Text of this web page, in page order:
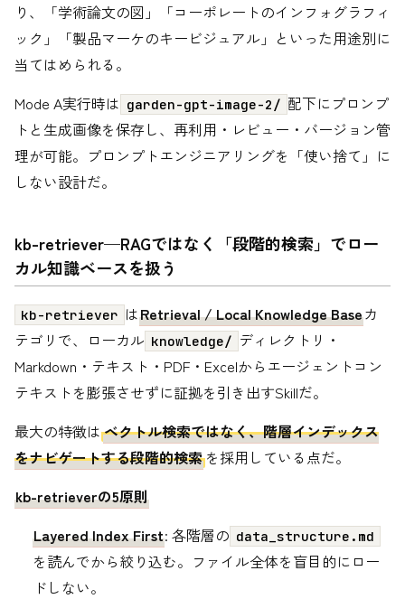
り、「学術論文の図」「コーポレートのインフォグラフィ
ック」「製品マーケのキービジュアル」といった用途別に
当てはめられる。
Mode A実行時は garden-gpt-image-2/ 配下にプロンプ
トと生成画像を保存し、再利用・レビュー・バージョン管
理が可能。プロンプトエンジニアリングを「使い捨て」に
しない設計だ。
kb-retriever—RAGではなく「段階的検索」でロー
カル知識ベースを扱う
kb-retriever はRetrieval / Local Knowledge Baseカ
テゴリで、ローカル knowledge/ ディレクトリ・
Markdown・テキスト・PDF・Excelからエージェントコン
テキストを膨張させずに証拠を引き出すSkillだ。
最大の特徴は ベクトル検索ではなく、階層インデックス
をナビゲートする段階的検索 を採用している点だ。
kb-retrieverの5原則
Layered Index First: 各階層の data_structure.md
を読んでから絞り込む。ファイル全体を盲目的にロー
ドしない。